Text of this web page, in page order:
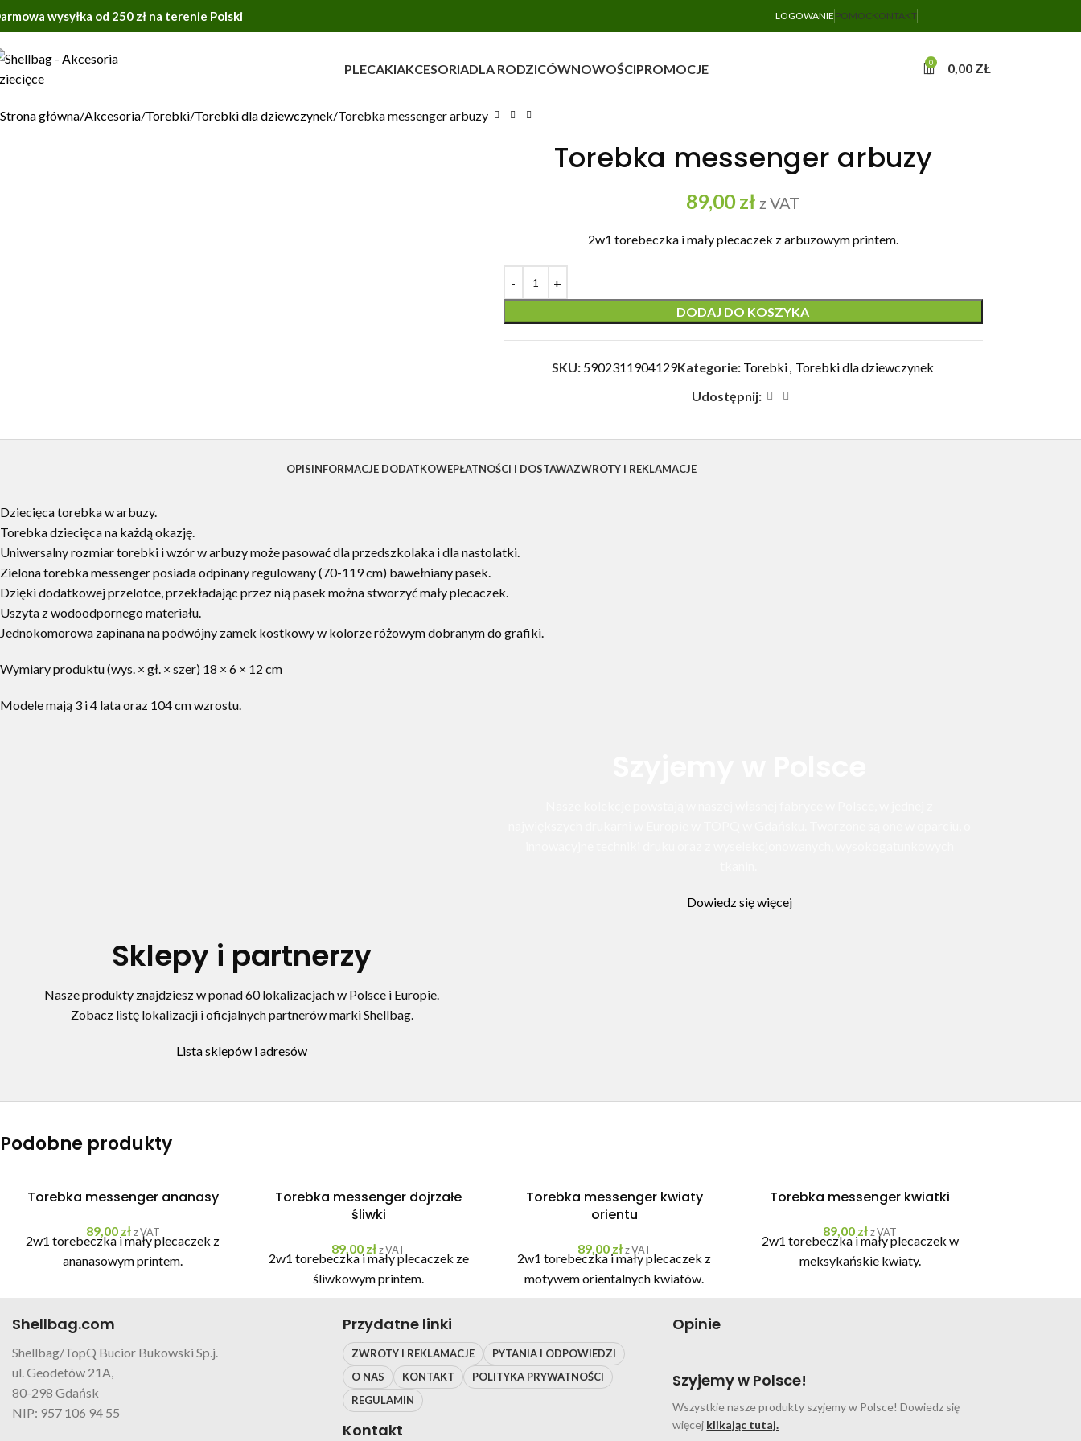
wysyłka od 250 zł na terenie Polski LOGOWANIE POMOCKONTAKT
PLECAKIAKCESORIADLA RODZICÓWNOWOŚCIPROMOCJE 0 0,00 ZŁ
Strona główna Akcesoria Torebki Torebki dla dziewczynek Torebka messenger arbuzy
Torebka messenger arbuzy
89,00zł z VAT
2w1 torebeczka i mały plecaczek z arbuzowym printem.
DODAJ DO KOSZYKA
SKU: 5902311904129Kategorie: Torebki, Torebki dla dziewczynek
Udostępnij:
OPISINFORMACJE DODATKOWEPŁATNOŚCI I DOSTAWAZWROTY I REKLAMACJE
Dziecięca torebka w arbuzy.
Torebka dziecięca na każdą okazję.
Uniwersalny rozmiar torebki i wzór w arbuzy może pasować dla przedszkolaka i dla nastolatki.
Zielona torebka messenger posiada odpinany regulowany (70-119 cm) bawełniany pasek.
Dzięki dodatkowej przelotce,przekładając przez nią pasek można stworzyć mały plecaczek.
Uszyta z wodoodpornego materiału.
Jednokomorowa zapinana na podwójny zamek kostkowy w kolorze różowym dobranym do grafiki.
Wymiary produktu (wys. × gł. × szer) 18 × 6 × 12 cm
Modele mają 3 i 4 lata oraz 104 cm wzrostu.
Dowiedz się więcej
Sklepy i partnerzy
Nasze produkty znajdziesz w ponad 60 lokalizacjach w Polsce i Europie.
Zobacz listę lokalizacji i oficjalnych partnerów marki Shellbag.
Lista sklepów i adresów
Podobne produkty
Torebka messenger ananasy
89,00 zł z VAT
2w1 torebeczka i mały plecaczek z
ananasowym printem.
Torebka messenger dojrzałe
śliwki
89,00 zł z VAT
2w1 torebeczka i mały plecaczek ze
śliwkowym printem.
Torebka messenger kwiaty
orientu
89,00 zł z VAT
2w1 torebeczka i mały plecaczek z
motywem orientalnych kwiatów.
Torebka messenger kwiatki
89,00 zł z VAT
2w1 torebeczka i mały plecaczek w
meksykańskie kwiaty.
Shellbag.com
Shellbag/TopQ Bucior Bukowski Sp.j.
ul. Geodetów 21A,
80-298 Gdańsk
NIP: 957 106 94 55
Przydatne linki
ZWROTY I REKLAMACJE
PYTANIA I ODPOWIEDZI
O NAS
KONTAKT
POLITYKA PRYWATNOŚCI
REGULAMIN
Kontakt
Opinie
Szyjemy w Polsce!
Wszystkie nasze produkty szyjemy w Polsce! Dowiedz się
więcej klikając tutaj.